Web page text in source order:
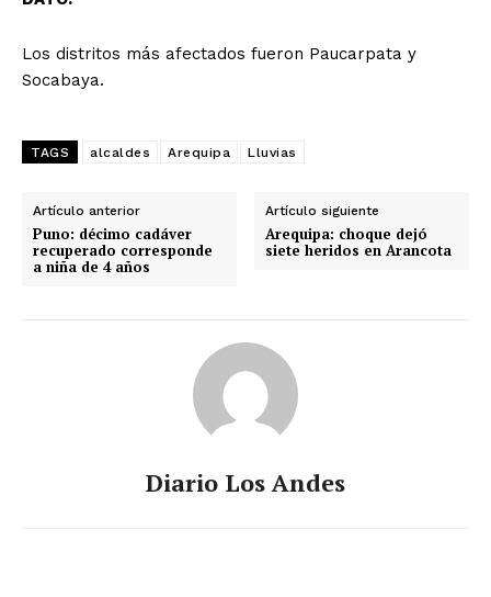
Los distritos más afectados fueron Paucarpata y
Socabaya.
TAGS alcaldes Arequipa Lluvias
Artículo anterior
Puno: décimo cadáver
recuperado corresponde
a niña de 4 años
Artículo siguiente
Arequipa: choque dejó
siete heridos en Arancota
Diario Los Andes